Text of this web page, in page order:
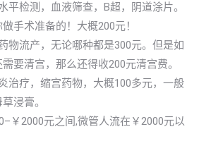
平检测，血液筛查，B超，阴道涂片。
手术准备的！大概200元！
物流产，无论哪种都是300元。但是如
要清宫，那么还得收200元清宫费。
治疗，缩宫药物，大概100多元，一般
浸膏。
￥2000元之间,微管人流在￥2000元以